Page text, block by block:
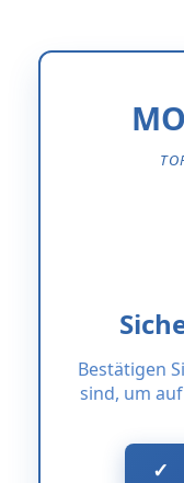
Bestätigen
sind, um
✓